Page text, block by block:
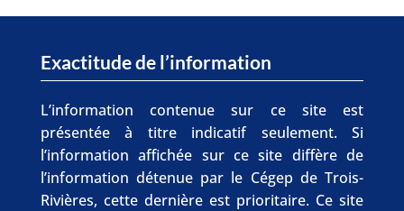
Exactitude de l’information
L’information contenue sur ce site est
présentée à titre indicatif seulement. Si
l’information affichée sur ce site diffère de
l’information détenue par le Cégep de Trois-
Rivières, cette dernière est prioritaire. Ce site